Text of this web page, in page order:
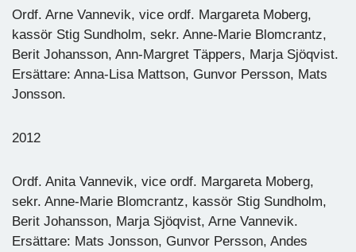
Ordf. Arne Vannevik, vice ordf. Margareta Moberg,
kassör Stig Sundholm, sekr. Anne-Marie Blomcrantz,
Berit Johansson, Ann-Margret Täppers, Marja Sjöqvist.
Ersättare: Anna-Lisa Mattson, Gunvor Persson, Mats
Jonsson.
2012
Ordf. Anita Vannevik, vice ordf. Margareta Moberg,
sekr. Anne-Marie Blomcrantz, kassör Stig Sundholm,
Berit Johansson, Marja Sjöqvist, Arne Vannevik.
Ersättare: Mats Jonsson, Gunvor Persson, Andes